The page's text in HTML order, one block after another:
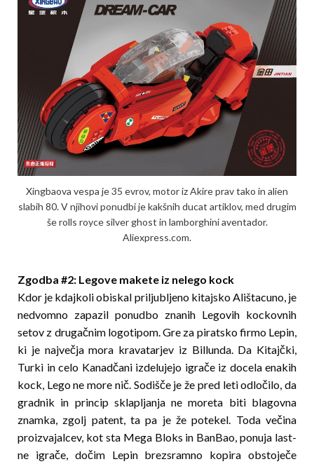
Xingbaova vespa je 35 evrov, motor iz Akire prav tako in alien
slabih 80. V njihovi ponudbi je kakšnih ducat artiklov, med drugim
še rolls royce silver ghost in lamborghini aventador.
Aliexpress.com.
Zgodba #2: Lego­ve ma­kete iz nelego kock
Kdor je kdajkoli obiskal priljubljeno kitajsko Ali­šta­cu­no, je
nedvomno zapazil ponudbo znanih Legovih kockovnih
setov z drugačnim logotipom. Gre za piratsko firmo Lepin,
ki je največja mora kravatarjev iz Billunda. Da Kitajčki,
Turki in celo Kanadčani izdelujejo igrače iz docela enakih
kock, Lego ne more nič. Sodišče je že pred leti odločilo, da
gradnik in princip sklapljanja ne moreta biti blagovna
znamka, zgolj patent, ta pa je že potekel. Toda večina
proizvajalcev, kot sta Mega Bloks in BanBao, ponuja last­­
ne igrače, dočim Lepin brezsramno kopira ob­s­to­ječe